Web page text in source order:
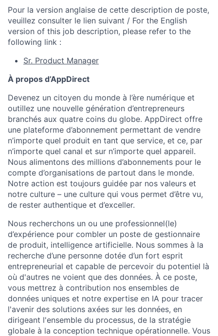
Pour la version anglaise de cette description de poste,
veuillez consulter le lien suivant / For the English
version of this job description, please refer to the
following link :
Sr. Product Manager
À propos d’AppDirect
Devenez un citoyen du monde à l’ère numérique et
outillez une nouvelle génération d’entrepreneurs
branchés aux quatre coins du globe. AppDirect offre
une plateforme d’abonnement permettant de vendre
n’importe quel produit en tant que service, et ce, par
n’importe quel canal et sur n’importe quel appareil.
Nous alimentons des millions d’abonnements pour le
compte d’organisations de partout dans le monde.
Notre action est toujours guidée par nos valeurs et
notre culture – une culture qui vous permet d’être vu,
de rester authentique et d’exceller.
Nous recherchons un ou une professionnel(le)
d’expérience pour combler un poste de gestionnaire
de produit, intelligence artificielle. Nous sommes à la
recherche d’une personne dotée d’un fort esprit
entrepreneurial et capable de percevoir du potentiel là
où d'autres ne voient que des données. À ce poste,
vous mettrez à contribution nos ensembles de
données uniques et notre expertise en IA pour tracer
l'avenir des solutions axées sur les données, en
dirigeant l'ensemble du processus, de la stratégie
globale à la conception technique opérationnelle. Vous